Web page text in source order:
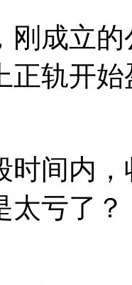
刚成立
正轨开
时间内
太亏了？